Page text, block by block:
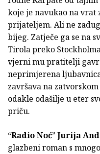
koje je navukao na vrat
prijateljem. Ali ne
bijeg. Zatječe ga se na
Tirola preko
vjerni mu pratitelji
neprimjerena
završava na
odakle odašilje u eter
priču.
“Radio Noć”Jurija
glazbeni roman s